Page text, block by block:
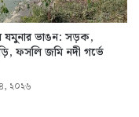
যমুনার ভাঙন: সড়ক,
ফসলি জমি নদী গর্ভে
২০২৬